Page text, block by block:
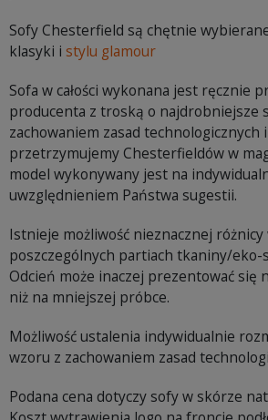
Sofy Chesterfield są chętnie
klasyki i stylu glamour
Sofa w całości wykonana jest ręcznie
producenta z troską o najdrobniejsze
zachowaniem zasad technologicznych
przetrzymujemy Chesterfieldów w
model wykonywany jest na
uwzględnieniem Państwa sugestii.
Istnieje możliwość nieznacznej
poszczególnych partiach tkaniny/
Odcień może inaczej prezentować się
niż na mniejszej próbce.
Możliwość ustalenia indywidualnie
wzoru z zachowaniem zasad
Podana cena dotyczy sofy w skórze